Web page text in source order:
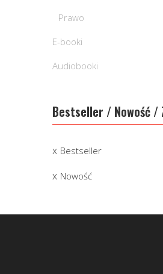
Prawo
E-booki
Audiobooki
Bestseller / Nowość /
Bestseller
Nowość